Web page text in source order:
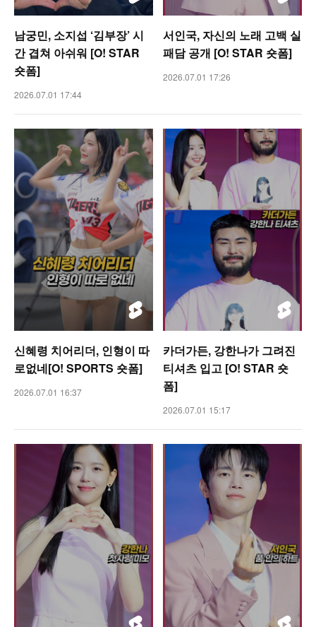
남궁민, 소지섭 ‘김부장’ 시
간 겹쳐 아쉬워 [O! STAR
숏폼]
2026.07.01 17:44
서인국, 자신의 노래 고백 실
패담 공개 [O! STAR 숏폼]
2026.07.01 17:26
신혜령 치어리더, 인형이 따
로없네[O! SPORTS 숏폼]
2026.07.01 16:37
카더가든, 강한나가 그려진
티셔츠 입고 [O! STAR 숏
폼]
2026.07.01 15:17